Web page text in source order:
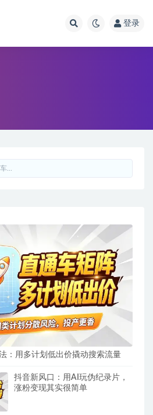
登录
：用多计划低出价撬动搜索流量
抖音新风口：用AI玩伪纪录片，
涨粉变现其实很简单